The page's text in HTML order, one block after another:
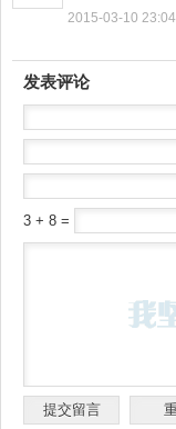
2015-03-10 23:04
发表评论
3 + 8 =